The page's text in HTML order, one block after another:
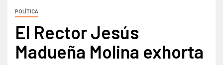
POLÍTICA
El Rector Jesús
Madueña Molina exhorta